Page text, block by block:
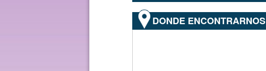
DONDE ENCONTRARNOS